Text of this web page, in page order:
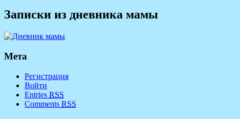
Записки из дневника мамы
Мета
Регистрация
Войти
Entries RSS
Comments RSS